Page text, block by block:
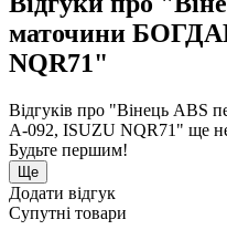
маточини
NQR71"
Відгуків про "Вінець ABS
А-092, ISUZU NQR71" ще
Будьте першим!
Ще
Додати відгук
Супутні товари